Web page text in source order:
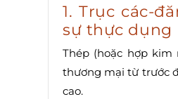
1. Trục các-
sự thực dụng
Thép (hoặc hợp
thương mại từ trước
cao.